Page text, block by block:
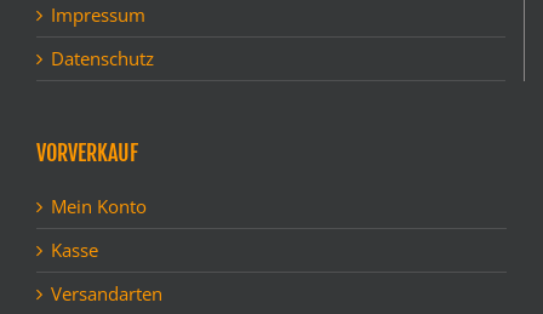
Impressum
Datenschutz
VORVERKAUF
Mein Konto
Kasse
Versandarten